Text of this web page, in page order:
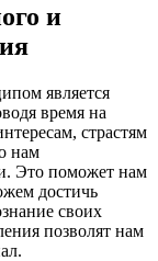
и
является
время на
страстям
нам
Это поможет нам
достичь
своих
позволят нам